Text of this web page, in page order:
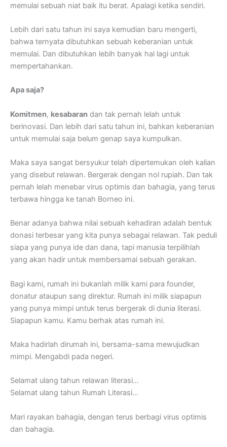
memulai sebuah niat baik itu berat. Apalagi ketika sendiri.
Lebih dari satu tahun ini saya kemudian baru mengerti,
bahwa ternyata dibutuhkan sebuah keberanian untuk
memulai. Dan dibutuhkan lebih banyak hal lagi untuk
mempertahankan.
Apa saja?
Komitmen, kesabaran dan tak pernah lelah untuk
berinovasi. Dan lebih dari satu tahun ini, bahkan keberanian
untuk memulai saja belum genap saya kumpulkan.
Maka saya sangat bersyukur telah dipertemukan oleh kalian
yang disebut relawan. Bergerak dengan nol rupiah. Dan tak
pernah lelah menebar virus optimis dan bahagia, yang terus
terbawa hingga ke tanah Borneo ini.
Benar adanya bahwa nilai sebuah kehadiran adalah bentuk
donasi terbesar yang kita punya sebagai relawan. Tak peduli
siapa yang punya ide dan dana, tapi manusia terpilihlah
yang akan hadir untuk membersamai sebuah gerakan.
Bagi kami, rumah ini bukanlah milik kami para founder,
donatur ataupun sang direktur. Rumah ini milik siapapun
yang punya mimpi untuk terus bergerak di dunia literasi.
Siapapun kamu. Kamu berhak atas rumah ini.
Maka hadirlah dirumah ini, bersama-sama mewujudkan
mimpi. Mengabdi pada negeri.
Selamat ulang tahun relawan literasi…
Selamat ulang tahun Rumah Literasi…
Mari rayakan bahagia, dengan terus berbagi virus optimis
dan bahagia.